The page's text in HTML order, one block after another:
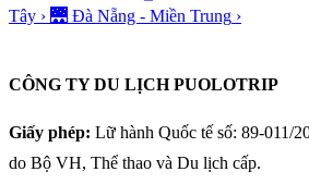
Tây › 🌉 Đà Nẵng - Miền Trung ›
CÔNG TY DU LỊCH PUOLOTRIP
Giấy phép: Lữ hành Quốc tế số: 89-011/
do Bộ VH, Thể thao và Du lịch cấp.